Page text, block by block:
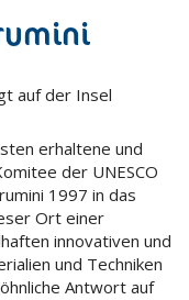
auf der Insel
erhaltene und
der UNESCO
1997 in das
Ort einer
innovativen und
und Techniken
Antwort auf